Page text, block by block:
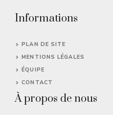
Informations
PLAN DE SITE
MENTIONS LÉGALES
ÉQUIPE
CONTACT
À propos de nous